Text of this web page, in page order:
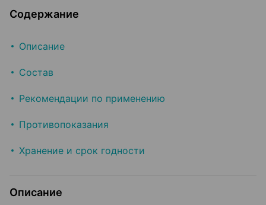
Содержание
Описание
Состав
Рекомендации по применению
Противопоказания
Хранение и срок годности
Описание